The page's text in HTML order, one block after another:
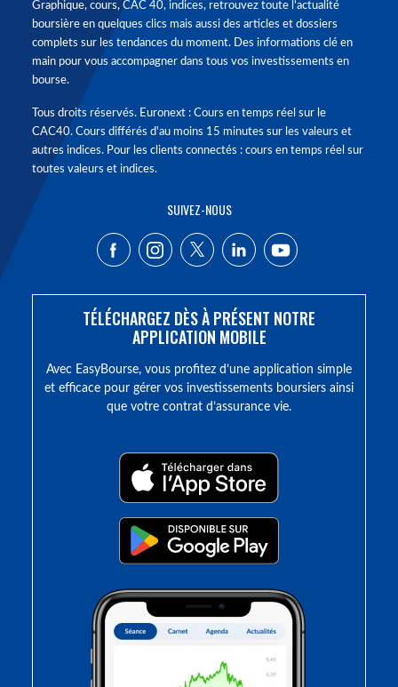
Graphique, cours, CAC 40, indices, retrouvez toute l'actualité
boursière en quelques clics mais aussi des articles et dossiers
complets sur les tendances du moment. Des informations clé en
main pour vous accompagner dans tous vos investissements en
bourse.
Tous droits réservés. Euronext : Cours en temps réel sur le
CAC40. Cours différés d'au moins 15 minutes sur les valeurs et
autres indices. Pour les clients connectés : cours en temps réel sur
toutes valeurs et indices.
SUIVEZ-NOUS
TÉLÉCHARGEZ DÈS À PRÉSENT NOTRE
APPLICATION MOBILE
Avec EasyBourse, vous profitez d’une application simple
et efficace pour gérer vos investissements boursiers ainsi
que votre contrat d’assurance vie.